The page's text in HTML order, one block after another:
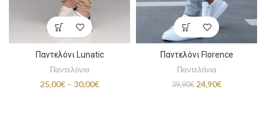
Παντελόνι Lunatic
Παντελόνια
25,00€ – 30,00€Price
Παντελόνι Florence
Παντελόνια
39,90€ Original
24,90€Η